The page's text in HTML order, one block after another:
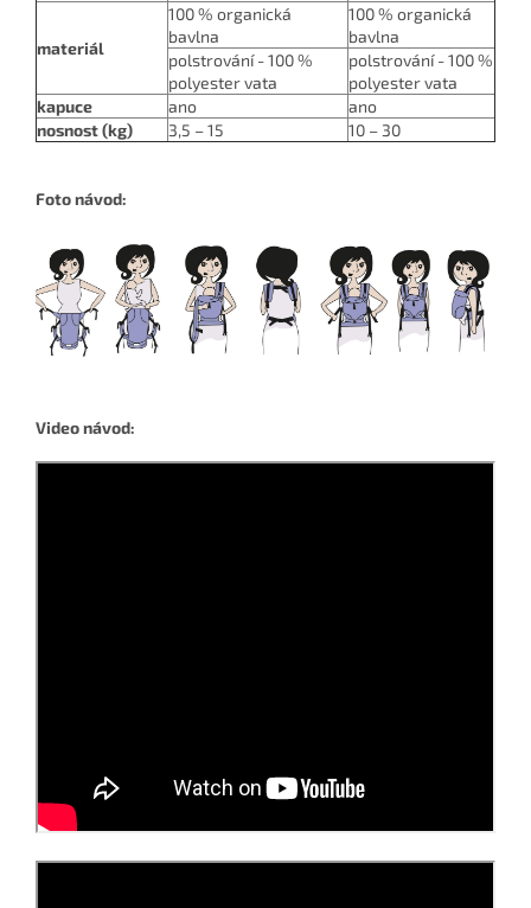
materiál
100 % organická
bavlna
100 % organická
bavlna
polstrování - 100 %
polyester vata
polstrování - 100 %
polyester vata
kapuce
ano
ano
nosnost (kg)
3,5 – 15 10 – 30
Foto návod:
Video návod: